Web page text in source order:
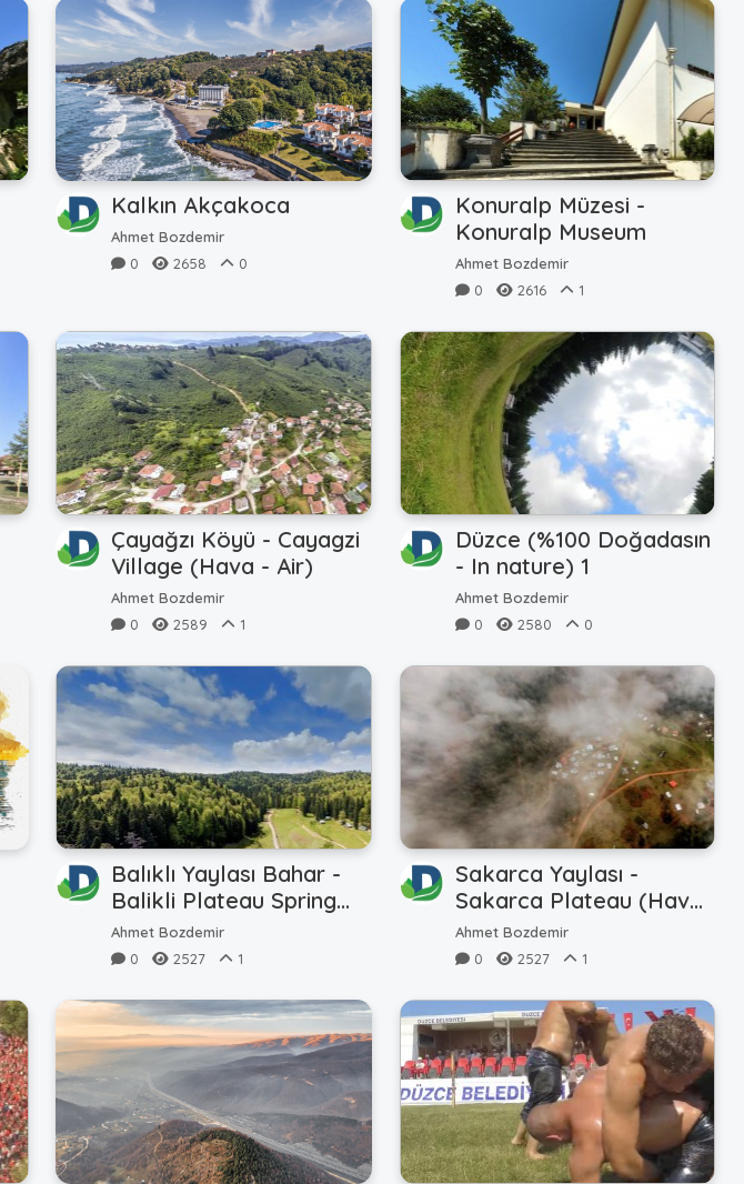
Kalkın Akçakoca
Ahmet Bozdemir
0
2658 0
Konuralp Müzesi -
Konuralp Museum
Ahmet Bozdemir
0
2616 1
Çayağzı Köyü - Cayagzi
Village (Hava - Air)
Ahmet Bozdemir
0
2589 1
Düzce (%100 Doğadasın
- In nature) 1
Ahmet Bozdemir
0
2580 0
Balıklı Yaylası Bahar -
Balikli Plateau Spring
(Hava - Air)
Ahmet Bozdemir
0
2527 1
Sakarca Yaylası -
Sakarca Plateau (Hava
- Air)
Ahmet Bozdemir
0
2527 1